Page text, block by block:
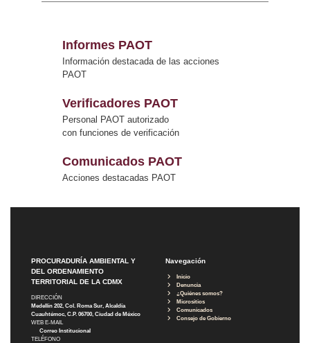
Informes PAOT
Información destacada de las acciones
PAOT
Verificadores PAOT
Personal PAOT autorizado
con funciones de verificación
Comunicados PAOT
Acciones destacadas PAOT
PROCURADURÍA AMBIENTAL Y
DEL ORDENAMIENTO
TERRITORIAL DE LA CDMX
DIRECCIÓN
Medellín 202, Col. Roma Sur, Alcaldía
Cuauhtémoc, C.P. 06700, Ciudad de México
WEB E-MAIL
Correo Institucional
TELÉFONO
Navegación
Inicio
Denuncia
¿Quiénes somos?
Micrositios
Comunicados
Consejo de Gobierno